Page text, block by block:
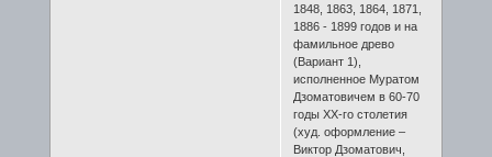
1848, 1863, 1864, 1871,
1886 - 1899 годов и на
фамильное древо
(Вариант 1),
исполненное Муратом
Дзоматовичем в 60-70
годы ХХ-го столетия
(худ. оформление –
Виктор Дзоматович,